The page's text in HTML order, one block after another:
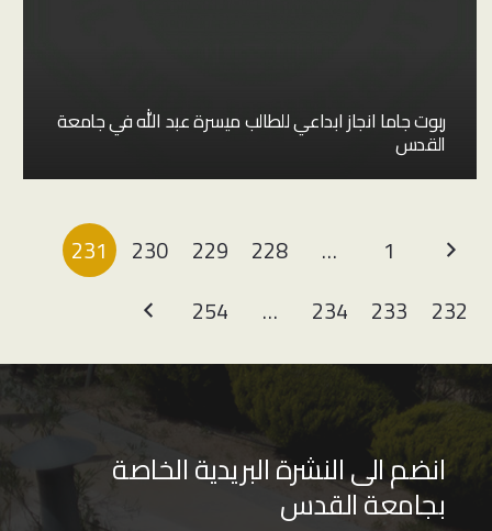
ربوت جاما انجاز ابداعي للطالب ميسرة عبد الله في جامعة
القدس
1
…
228
229
230
231
232
233
234
…
254
انضم الى النشرة البريدية الخاصة
بجامعة القدس